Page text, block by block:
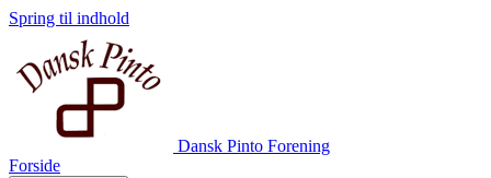
Spring til indhold
Dansk Pinto Forening
Forside